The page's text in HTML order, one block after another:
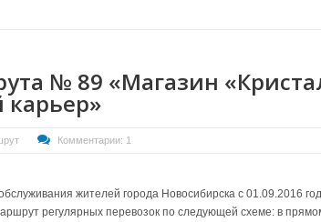
№ 89 «Магазин
карьер»
Комментарии: 1
жителей города Новосибирска с 01.09.2016
регулярных перевозок по следующей схеме: в